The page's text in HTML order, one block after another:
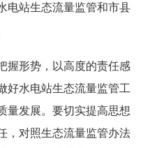
电站生态流量监管和市县
握形势，以高度的责任感
好水电站生态流量监管工
量发展。要切实提高思想
，对照生态流量监管办法